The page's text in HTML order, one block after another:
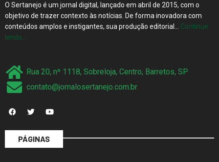
O Sertanejo é um jornal digital, lançado em abril de 2015, com o
objetivo de trazer contexto às notícias. De forma inovadora com
conteúdos amplos e instigantes, sua produção editorial… Continue
lendo…
Rua 20, nº 1118, Sobreloja, Centro, Barretos, SP
contato@jornalosertanejo.com.br
PÁGINAS